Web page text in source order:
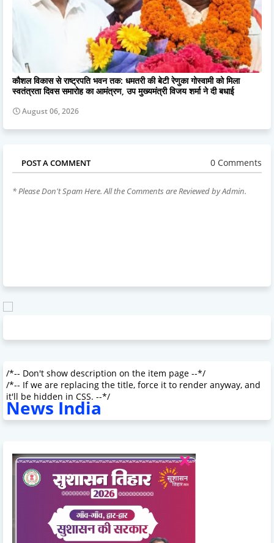
कौशल विकास से राष्ट्रपति भवन तक: धमतरी की बेटी रेणुका गोस्वामी को मिला
स्वतंत्रता दिवस समारोह का आमंत्रण, उप मुख्यमंत्री विजय शर्मा ने दी बधाई
August 06, 2026
POST A COMMENT 0 Comments
* Please Don't Spam Here. All the Comments are Reviewed by Admin.
/*-- Don't show description on the item page --*/
/*-- If we are replacing the title, force it to render anyway, and
it'll be hidden in CSS. --*/
News India